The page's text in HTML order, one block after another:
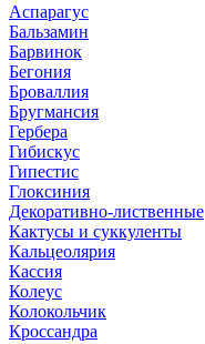
Аспарагус
Бальзамин
Барвинок
Бегония
Броваллия
Бругмансия
Гербера
Гибискус
Гипестис
Глоксиния
Декоративно-лиственные
Кактусы и суккуленты
Кальцеолярия
Кассия
Колеус
Колокольчик
Кроссандра